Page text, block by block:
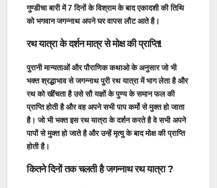
गुण्डीचा बारी में 7 दिनों के विश्राम के बाद एकादशी की तिथि
को भगवान जगन्नाथ अपने घर वापस लौट आते है।
रथ यात्रा के दर्शन मात्र से मोक्ष की प्राप्ति!
पुरानी मान्यताओं और पौराणिक कथाओ के अनुसार जो भी
भक्त श्रद्धाभाव से जगन्नाथ पुरी रथ यात्रा में भाग लेता है और
रथ को खींचता है उसे सौ यज्ञों के पुण्य के समान फल की
प्राप्ति होती है और वह अपने सभी पाप कर्मो से मुक्त हो जाता
है। जो भी भक्त इस रथ यात्रा के दर्शन करते है वे सभी अपने
पापों से मुक्त हो जाते है और उन्हें मृत्यु के बाद मोक्ष की प्राप्ति
होती है।
कितने दिनों तक चलती है जगन्नाथ रथ यात्रा ?